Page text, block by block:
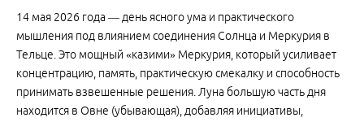
14 мая 2026 года — день ясного ума и практического
мышления под влиянием соединения Солнца и Меркурия в
Тельце. Это мощный «казими» Меркурия, который усиливает
концентрацию, память, практическую смекалку и способность
принимать взвешенные решения. Луна большую часть дня
находится в Овне (убывающая), добавляя инициативы,